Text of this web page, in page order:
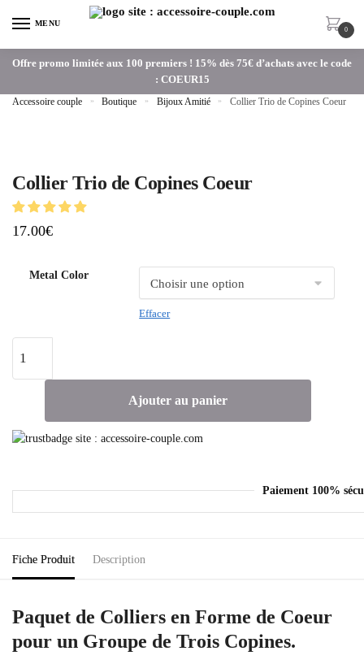
MENU
0
Offre promo limitée aux 100 premiers ! 15% dès 75€ d’achats avec le code
: COEUR15
Accessoire couple » Boutique » Bijoux Amitié » Collier Trio de Copines Coeur
Collier Trio de Copines Coeur
17.00€
Metal Color
Effacer
Ajouter au panier
Paiement 100%
Fiche Produit Description
Paquet de Colliers en Forme de Coeur
pour un Groupe de Trois Copines.